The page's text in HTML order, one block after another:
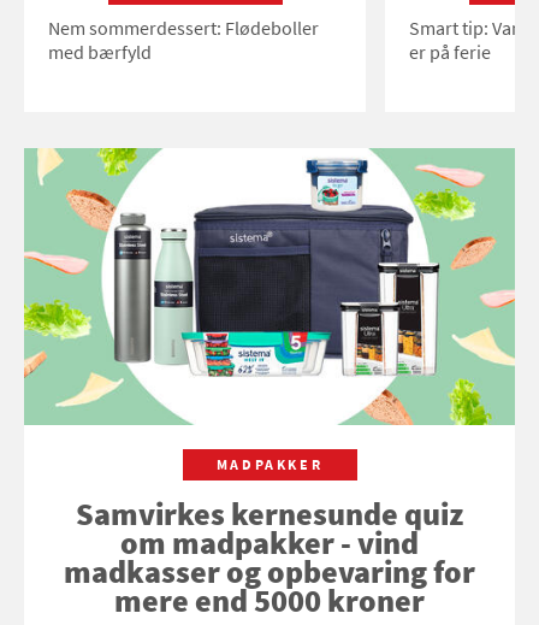
Nem sommerdessert: Flødeboller
med bærfyld
Smart tip:
er på ferie
MADPAKKER
Samvirkes kernesunde quiz
om madpakker - vind
madkasser og opbevaring for
mere end 5000 kroner